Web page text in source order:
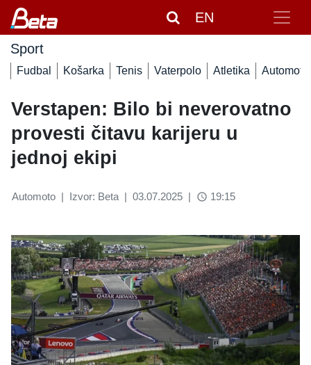
EN
Sport
Fudbal Košarka Tenis Vaterpolo Atletika Automoto
Verstapen: Bilo bi neverovatno
provesti čitavu karijeru u
jednoj ekipi
Automoto | Izvor: Beta | 03.07.2025 | access_time 19:15